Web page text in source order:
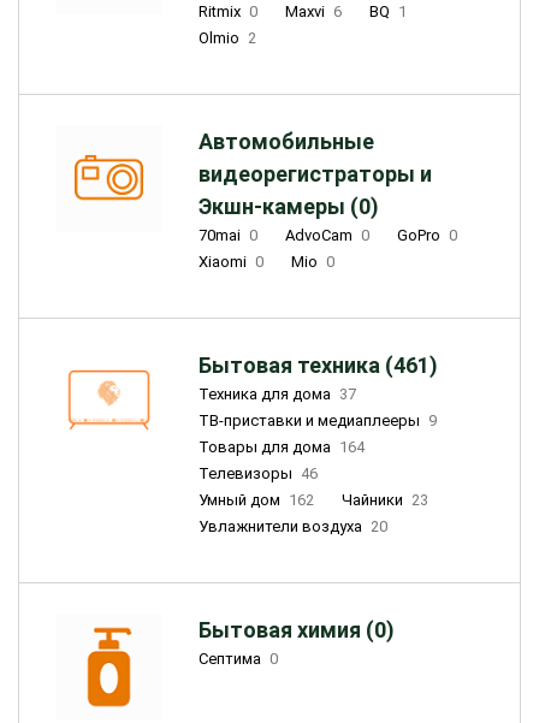
Ritmix 0 Maxvi 6 BQ 1
Olmio 2
Автомобильные
видеорегистраторы и
Экшн-камеры (0)
70mai 0 AdvoCam 0 GoPro 0
Xiaomi 0 Mio 0
Бытовая техника (461)
Техника для дома 37
ТВ-приставки и медиаплееры 9
Товары для дома 164
Телевизоры 46
Умный дом 162 Чайники 23
Увлажнители воздуха 20
Бытовая химия (0)
Септима 0